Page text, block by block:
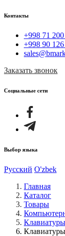
Контакты
+998 71
+998 90
Заказать звонок
Социальные сети
Выбор языка
Русский O'zbek
Главная
Каталог
Товары
Клавиатуры